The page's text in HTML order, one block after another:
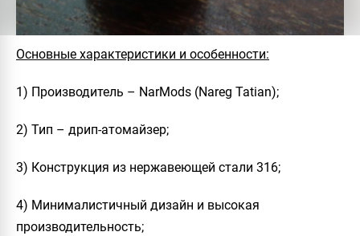
Основные характеристики и особенности:
1) Производитель – NarMods (Nareg Tatian);
2) Тип – дрип-атомайзер;
3) Конструкция из нержавеющей стали 316;
4) Минималистичный дизайн и высокая
производительность;